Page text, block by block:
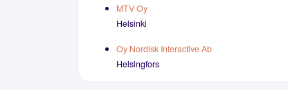
MTV Oy
Helsinki
Oy Nordisk Interactive Ab
Helsingfors